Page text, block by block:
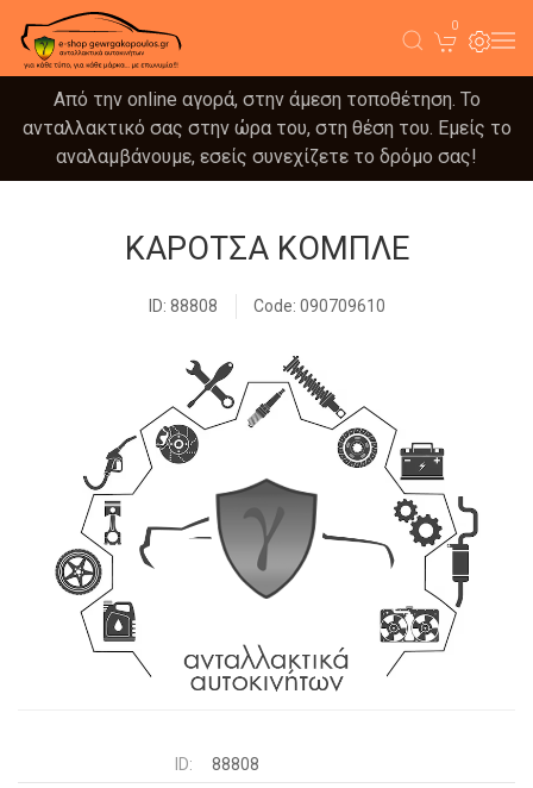
0
Από την online αγορά, στην άμεση τοποθέτηση. Το
ανταλλακτικό σας στην ώρα του, στη θέση του. Εμείς το
αναλαμβάνουμε, εσείς συνεχίζετε το δρόμο σας!
ΚΑΡΟΤΣΑ ΚΟΜΠΛΕ
ID: 88808 Code: 090709610
ID:
88808